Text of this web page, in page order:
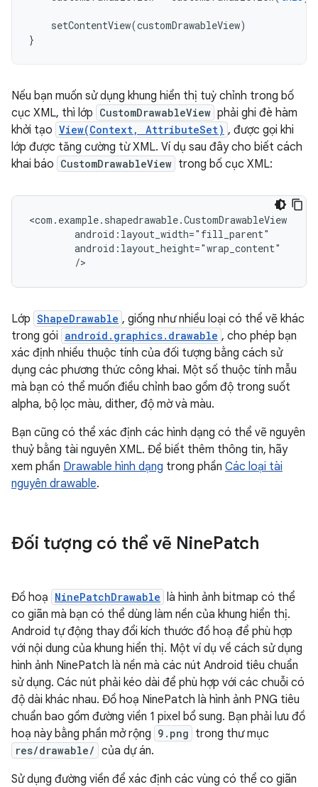
setContentView(customDrawableView)
}
Nếu bạn muốn sử dụng khung hiển thị tuỳ chỉnh trong bố
cục XML, thì lớp CustomDrawableView phải ghi đè hàm
khởi tạo View(Context, AttributeSet) , được gọi khi
lớp được tăng cường từ XML. Ví dụ sau đây cho biết cách
khai báo CustomDrawableView trong bố cục XML:
/>
Lớp ShapeDrawable , giống như nhiều loại có thể vẽ khác
trong gói android.graphics.drawable , cho phép bạn
xác định nhiều thuộc tính của đối tượng bằng cách sử
dụng các phương thức công khai. Một số thuộc tính mẫu
mà bạn có thể muốn điều chỉnh bao gồm độ trong suốt
alpha, bộ lọc màu, dither, độ mờ và màu.
Bạn cũng có thể xác định các hình dạng có thể vẽ nguyên
thuỷ bằng tài nguyên XML. Để biết thêm thông tin, hãy
xem phần Drawable hình dạng trong phần Các loại tài
nguyên drawable.
Đối tượng có thể vẽ NinePatch
Đồ hoạ NinePatchDrawable là hình ảnh bitmap có thể
co giãn mà bạn có thể dùng làm nền của khung hiển thị.
Android tự động thay đổi kích thước đồ hoạ để phù hợp
với nội dung của khung hiển thị. Một ví dụ về cách sử dụng
hình ảnh NinePatch là nền mà các nút Android tiêu chuẩn
sử dụng. Các nút phải kéo dài để phù hợp với các chuỗi có
độ dài khác nhau. Đồ hoạ NinePatch là hình ảnh PNG tiêu
chuẩn bao gồm đường viền 1 pixel bổ sung. Bạn phải lưu đồ
hoạ này bằng phần mở rộng 9.png trong thư mục
res/drawable/ của dự án.
Sử dụng đường viền để xác định các vùng có thể co giãn